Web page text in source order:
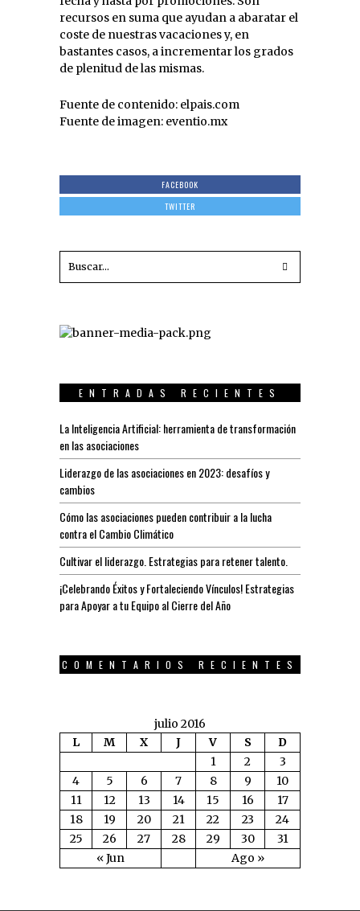
recursos en suma que ayudan a abaratar el
coste de nuestras vacaciones y, en
bastantes casos, a incrementar los grados
de plenitud de las mismas.
Fuente de contenido: elpais.com
Fuente de imagen: eventio.mx
FACEBOOK
TWITTER
ENTRADAS RECIENTES
La Inteligencia Artificial: herramienta de transformación
en las asociaciones
Liderazgo de las asociaciones en 2023: desafíos y
cambios
Cómo las asociaciones pueden contribuir a la lucha
contra el Cambio Climático
Cultivar el liderazgo. Estrategias para retener talento.
¡Celebrando Éxitos y Fortaleciendo Vínculos! Estrategias
para Apoyar a tu Equipo al Cierre del Año
COMENTARIOS RECIENTES
julio 2016
L
M X J V S D
« Jun Ago »
1 2
3
4
5 6 7 8 9
10
11
12 13 14 15 16
17
18
19 20 21 22 23
24
25
26 27 28 29 30 31